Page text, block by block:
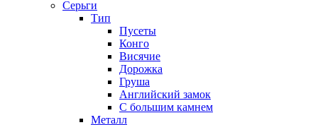
Серьги
Тип
Пусеты
Конго
Висячие
Дорожка
Груша
Английский замок
С большим камнем
Металл